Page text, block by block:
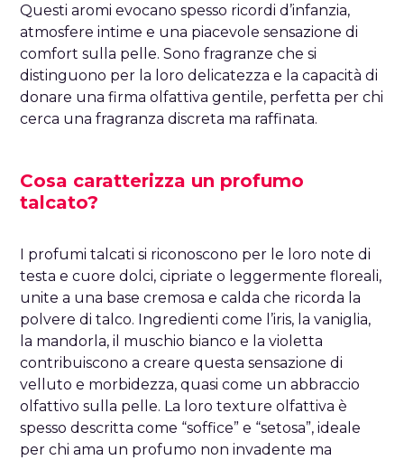
Questi aromi evocano spesso ricordi d’infanzia,
atmosfere intime e una piacevole sensazione di
comfort sulla pelle. Sono fragranze che si
distinguono per la loro delicatezza e la capacità di
donare una firma olfattiva gentile, perfetta per chi
cerca una fragranza discreta ma raffinata.
Cosa caratterizza un profumo
talcato?
I profumi talcati si riconoscono per le loro note di
testa e cuore dolci, cipriate o leggermente floreali,
unite a una base cremosa e calda che ricorda la
polvere di talco. Ingredienti come l’iris, la vaniglia,
la mandorla, il muschio bianco e la violetta
contribuiscono a creare questa sensazione di
velluto e morbidezza, quasi come un abbraccio
olfattivo sulla pelle. La loro texture olfattiva è
spesso descritta come “soffice” e “setosa”, ideale
per chi ama un profumo non invadente ma